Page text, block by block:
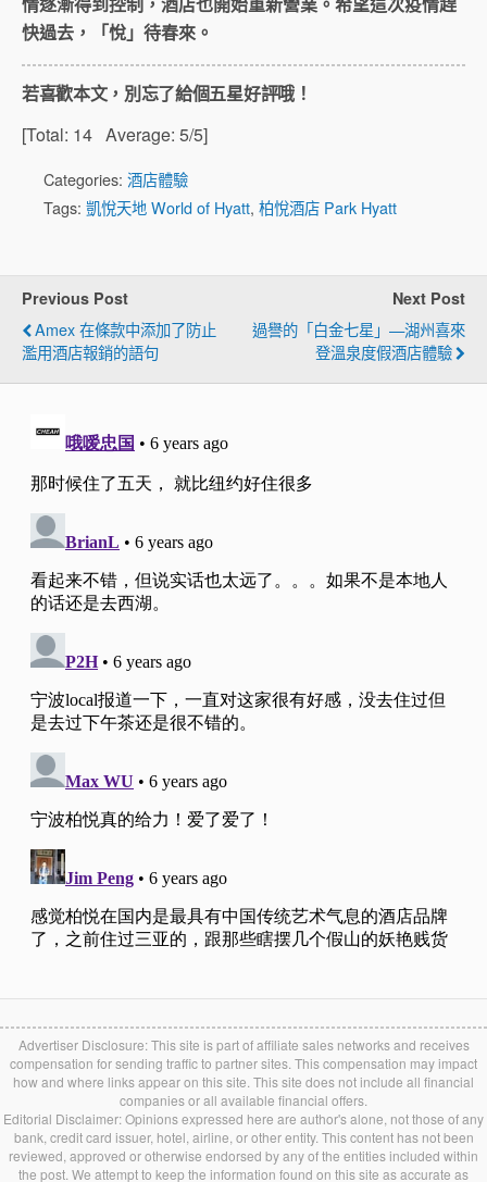
快過去，「悅」待春來。
若喜歡本文，別忘了給個五星好評哦！
[Total: 14 Average: 5/5]
Categories: 酒店體驗
Tags: 凱悅天地 World of Hyatt, 柏悅酒店 Park Hyatt
Previous Post
Amex 在條款中添加了防止
濫用酒店報銷的語句
Next Post
過譽的「白金七星」—湖州喜來
登溫泉度假酒店體驗
Advertiser Disclosure: This site is part of affiliate sales networks and receives
compensation for sending traffic to partner sites. This compensation may impact
how and where links appear on this site. This site does not include all financial
companies or all available financial offers.
Editorial Disclaimer: Opinions expressed here are author's alone, not those of any
bank, credit card issuer, hotel, airline, or other entity. This content has not been
reviewed, approved or otherwise endorsed by any of the entities included within
the post. We attempt to keep the information found on this site as accurate as